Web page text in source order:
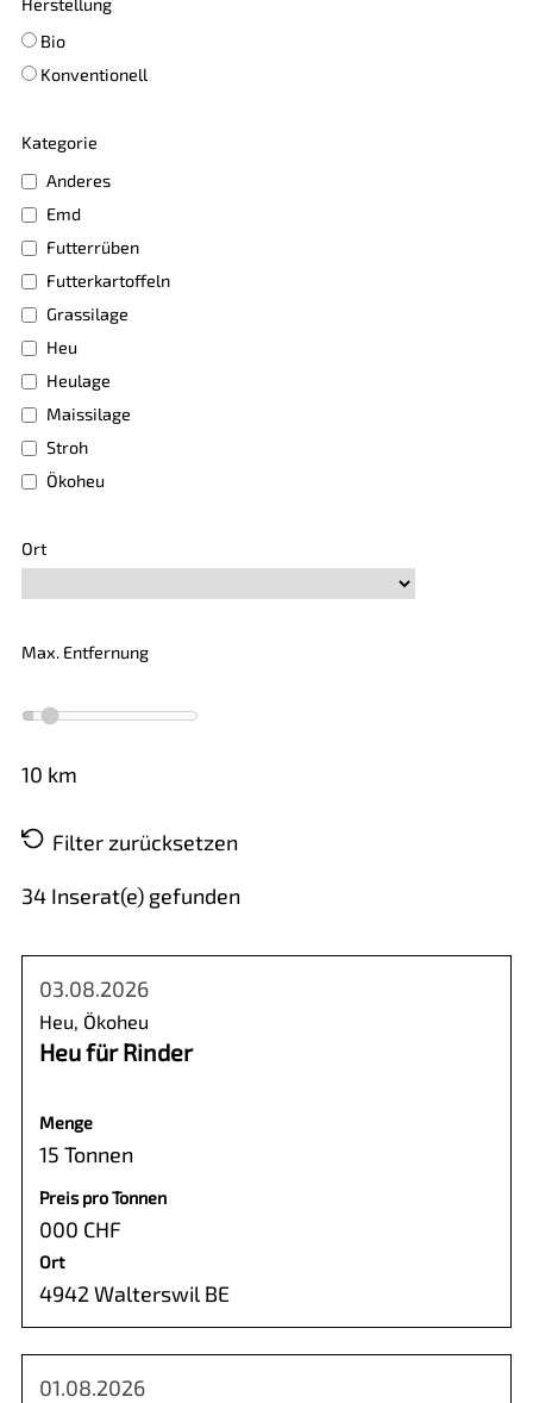
Bio
Konventionell
Kategorie
Anderes
Emd
Futterrüben
Futterkartoffeln
Grassilage
Heu
Heulage
Maissilage
Stroh
Ökoheu
Ort
Max. Entfernung
10 km
Filter zurücksetzen
34 Inserat(e) gefunden
03.08.2026
Heu, Ökoheu
Heu für Rinder
Menge
15 Tonnen
Preis pro Tonnen
000 CHF
Ort
4942 Walterswil BE
01.08.2026